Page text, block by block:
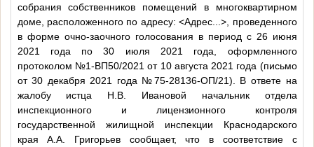
собрания собственников помещений в многоквартирном
доме, расположенного по адресу:<Адрес...> , проведенного
в форме очно-заочного голосования в период с 26 июня
2021 года по 30 июля 2021 года, оформленного
протоколом №1-ВП50/2021 от 10 августа 2021 года (письмо
от 30 декабря 2021 года №75-28136-ОП/21). В ответе на
жалобу истца Н.В. Ивановой начальник отдела
инспекционного и лицензионного контроля
государственной жилищной инспекции Краснодарского
края А.А. Григорьев сообщает, что в соответствие с